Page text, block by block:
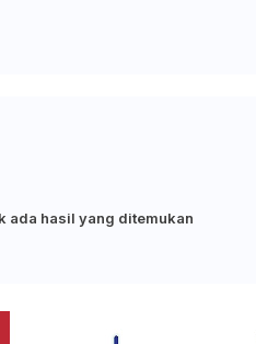
ada hasil yang ditemukan